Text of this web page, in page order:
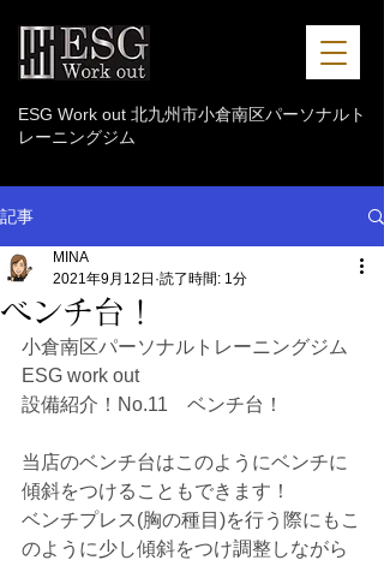
ESG Work out 北九州市小倉南区パーソナルト
レーニングジム
記事
ベンチ台！
MINA
2021年9月12日 読了時間: 1分
小倉南区パーソナルトレーニングジム
ESG work out
設備紹介！No.11　ベンチ台！
当店のベンチ台はこのようにベンチに
傾斜をつけることもできます！
ベンチプレス(胸の種目)を行う際にもこ
のように少し傾斜をつけ調整しながら